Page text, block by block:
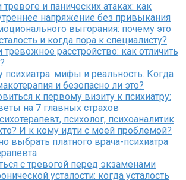
тревоге и панических атаках: как
напряжение без привыкания
выгорания: почему это
и когда пора к специалисту?
тревожное расстройство: как отличить
психиатра: мифы и реальность. Когда
и безопасно ли это?
к первому визиту к психиатру:
на 7 главных страхов
психолог, психоаналитик
И к кому идти с моей проблемой?
выбрать платного врача-психиатра
с тревогой перед экзаменами
усталости: когда усталость